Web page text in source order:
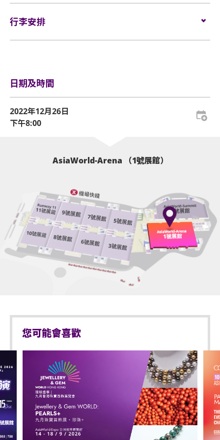
唱會門票正本，以茲識別。觀眾必須同時持有所提及
的證明方可再次入場。亞洲國際博覽館有權增刪及更
換該權利。
知。
眾進入場館前，須接受手提袋/背包檢查。38 X 30 X 20
活動門票必須從官方票務銷售點購買。任何損毀、污
理。
基於安全理由，場館範圍內不准攜帶「自拍桿」。
座位觀眾年齡限制: 只限3歲或以上。
亞洲國際博覽館範圍內嚴禁吸煙。
不准攜帶外來食品及飲品進入亞洲國際博覽館。
嚴禁攜帶玻璃樽、任何比空氣輕的充氣物體，不論其
物料(如：氣球)、任何危險品、武器、噴霧類或利器等
物品進入表演場內。
於亞洲國際博覽館範圍內嚴禁售賣或派發未獲授權的
商品或其他物品。
不准站於座椅上。
嚴禁攜帶及發放煙花、煙火、或使用激光儀器。
不准攜帶及使用任何遙控飛行設備或玩具(如：模型直
升機、無人駕駛飛機)。
演出可能會有強光、閃光或煙霧效果，如觀眾感到不
適或需要協助，請盡快通知現場醫療或保安人員。
行李安排
日期及時間
2022年12月26日
下午8:00
AsiaWorld-Arena （1號展館）
您可能會喜歡